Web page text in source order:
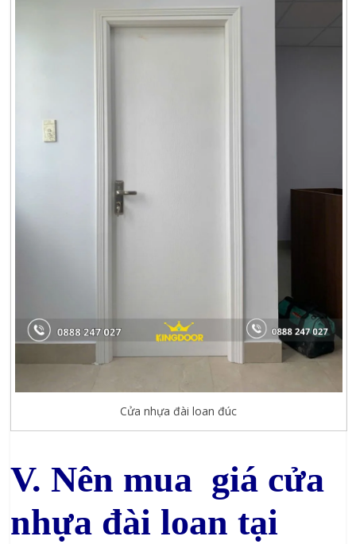
Cửa nhựa đài loan đúc
V. Nên mua giá cửa
nhựa đài loan tại